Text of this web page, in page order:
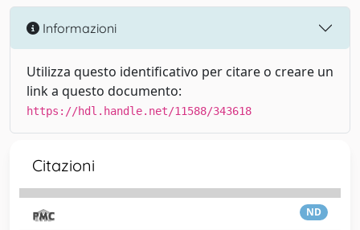
Informazioni
Utilizza questo identificativo per citare o creare un
link a questo documento:
https://hdl.handle.net/11588/343618
Citazioni
ND